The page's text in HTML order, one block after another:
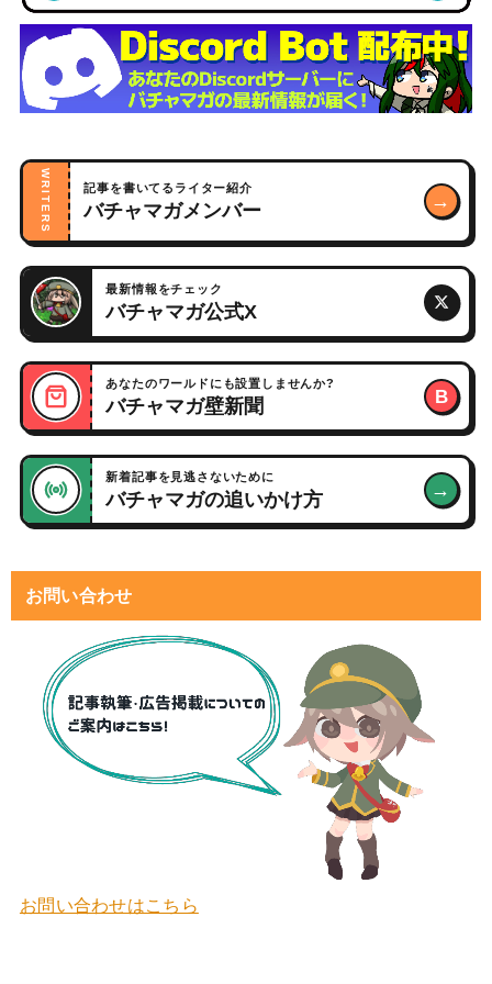
WRITERS 記事を書いてるライター紹介
バチャマガメンバー →
最新情報をチェック
バチャマガ公式X
あなたのワールドにも設置しませんか?
バチャマガ壁新聞 B
新着記事を見逃さないために
バチャマガの追いかけ方 →
お問い合わせ
お問い合わせはこちら